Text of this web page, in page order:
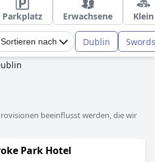
Parkplatz Erwachsene Klein
Sortieren nach Dublin Swords
beeinflusst werden, die wir
Park Hotel